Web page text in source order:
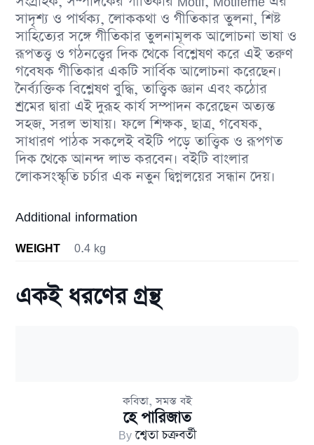
সাদৃশ্য ও পার্থক্য, লােককথা ও গীতিকার তুলনা, শিষ্ট
সাহিত্যের সঙ্গে গীতিকার তুলনামূলক আলােচনা ভাষা ও
রূপতত্ত্ব ও গঠনত্ত্বের দিক থেকে বিশ্লেষণ করে এই তরুণ
গবেষক গীতিকার একটি সার্বিক আলােচনা করেছেন।
নৈর্ব্যক্তিক বিশ্লেষণ বুদ্ধি, তাত্ত্বিক জ্ঞান এবং কঠোর
শ্রমের দ্বারা এই দুরূহ কার্য সম্পাদন করেছেন অত্যন্ত
সহজ, সরল ভাষায়। ফলে শিক্ষক, ছাত্র, গবেষক,
সাধারণ পাঠক সকলেই বইটি পড়ে তাত্ত্বিক ও রূপগত
দিক থেকে আনন্দ লাভ করবেন। বইটি বাংলার
লােকসংস্কৃতি চর্চার এক নতুন দ্বিগ্নলয়ের সন্ধান দেয়।
Additional information
WEIGHT 0.4 kg
একই ধরণের গ্রন্থ
কবিতা,সমস্ত বই
হে পারিজাত
Byশ্বেতা চক্রবর্তী